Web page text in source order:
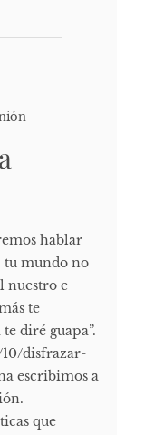
hablar
tu mundo no
nuestro e
te
diré guapa”.
disfrazar-
escribimos a
que